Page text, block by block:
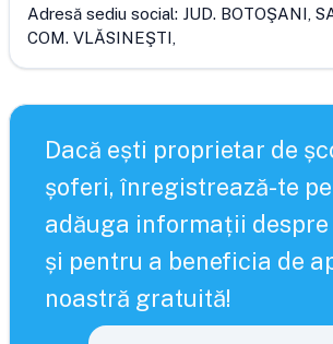
Adresă sediu social: JUD. BOTOŞANI,
COM. VLĂSINEŞTI,
Dacă ești proprietar de
șoferi, înregistrează-te
adăuga informații
și pentru a beneficia de
noastră gratuită!